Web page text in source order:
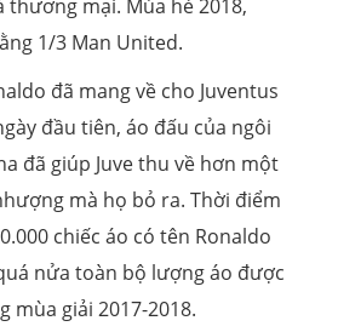
thương mại. Mùa hè 2018,
1/3 Man United.
đã mang về cho Juventus
đầu tiên, áo đấu của ngôi
đã giúp Juve thu về hơn một
mà họ bỏ ra. Thời điểm
chiếc áo có tên Ronaldo
nửa toàn bộ lượng áo được
mùa giải 2017-2018.